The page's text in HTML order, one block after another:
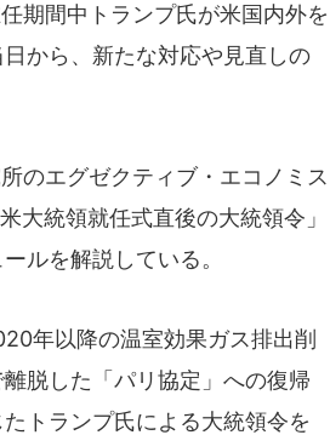
期間中トランプ氏が米国内外を
から、新たな対応や見直しの
のエグゼクティブ・エコノミス
大統領就任式直後の大統領令」
ルを解説している。
年以降の温室効果ガス排出削
脱した「パリ協定」への復帰
トランプ氏による大統領令を